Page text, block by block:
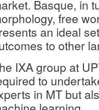
Basque, in
free
an ideal
to other
IXA group at
to
in MT but